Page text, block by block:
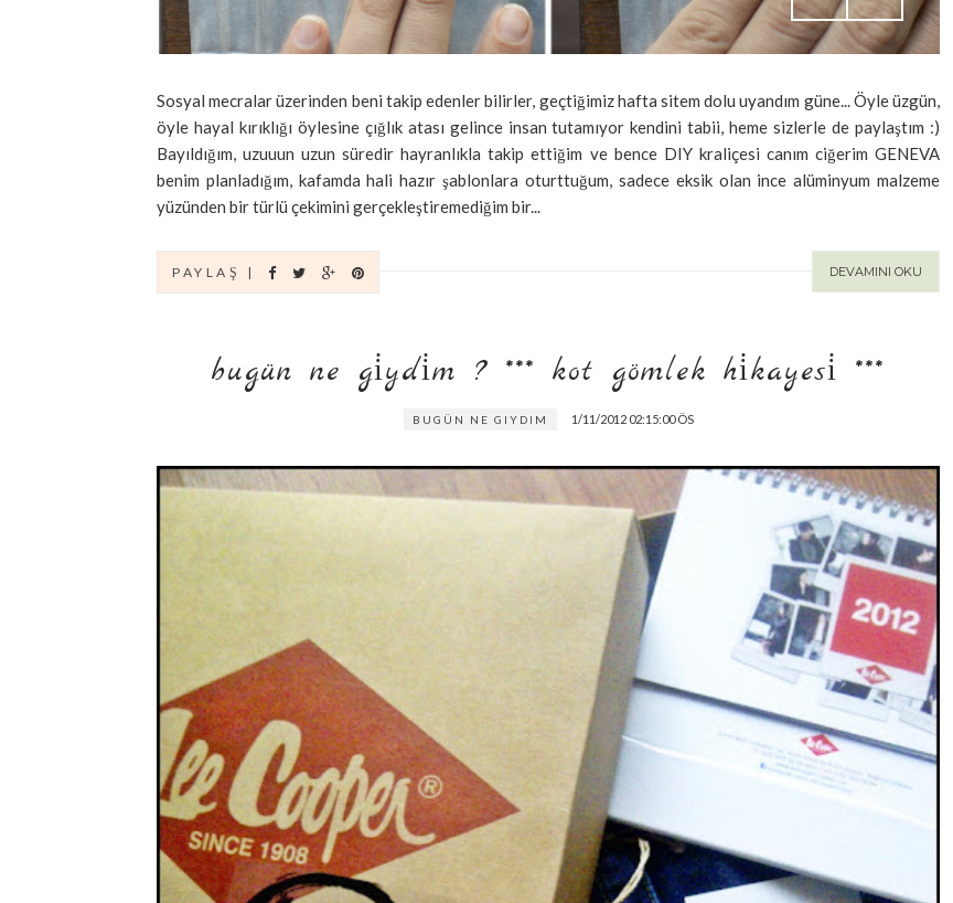
Sosyal mecralar üzerinden beni takip edenler bilirler, geçtiğimiz hafta sitem dolu uyandım güne... Öyle üzgün,
öyle hayal kırıklığı öylesine çığlık atası gelince insan tutamıyor kendini tabii, heme sizlerle de paylaştım :)
Bayıldığım, uzuuun uzun süredir hayranlıkla takip ettiğim ve bence DIY kraliçesi canım ciğerim GENEVA
benim planladığım, kafamda hali hazır şablonlara oturttuğum, sadece eksik olan ince alüminyum malzeme
yüzünden bir türlü çekimini gerçekleştiremediğim bir...
DEVAMINI OKU
PAYLAŞ |
bugün ne gi̇ydi̇m ? *** kot gömlek hi̇kayesi̇ ***
BUGÜN NE GIYDIM 1/11/2012 02:15:00 ÖS